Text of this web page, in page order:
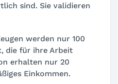
sind. Sie validieren
werden nur 100
die für ihre Arbeit
erhalten nur 20
Einkommen.